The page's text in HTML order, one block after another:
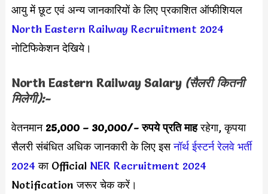
आयु में छूट एवं अन्य जानकारियों के लिए प्रकाशित ऑफीशियल
North Eastern Railway Recruitment 2024
नोटिफिकेशन देखिये।
North Eastern Railway Salary (सैलरी कितनी
मिलेगी):-
वेतनमान 25,000 – 30,000/- रुपये प्रति माहरहेगा, कृपया
सैलरी संबंधित अधिक जानकारी के लिए इसनॉर्थ ईस्टर्न रेलवे भर्ती
2024 का Official NER Recruitment 2024
Notification जरूर चेक करें।